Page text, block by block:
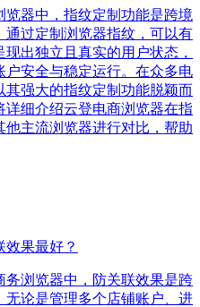
器中，指纹定制功能是跨境
过定制浏览器指纹，可以有
出独立且真实的用户状态，
户安全与稳定运行。在众多电
强大的指纹定制功能脱颖而
细介绍云登电商浏览器在指
主流浏览器进行对比，帮助
果最好？
浏览器中，防关联效果是跨
论是管理多个店铺账户、进